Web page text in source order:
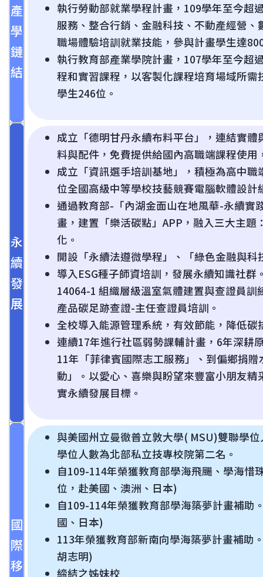
產
學
鏈
結
執行勞動部就業學程計畫，109學年至今超
服務、整合行銷、金融科技、不動產經營
職場體驗培訓就業技能，參與計畫學生達
執行教育部產業學院計畫，107學年至今超
程和實習課程，以客製化課程培育場域所
學生246位。
永
續
發
展
成立「德明甘丹永續布料平台」，連結實
料與配件，免費提供給國內高職端課程使用
成立「資訊選手培訓基地」，積極為高中
位全國高級中等學校技藝競賽電腦軟體設計
通過教育部-「內湖金面山在地風華-永續實
畫，建置「樂活碳點」APP，融入三大主
化。
開設「永續法遵微學程」、「綠色金融與科
導入ESG種子師資培訓，發展永續知識社
14064-1 組織層級溫室氣體建置與查證員訓
產品碳足跡查證-主任查證員培訓。
全校導入能源管理系統，有效節能，降低碳
連續17年進行社區弱勢課輔計畫，6年深耕
11年「菲律賓國際志工服務」、到偏鄉捐
動」。以愛心、喜樂與盼望來豐富小朋友
實永續發展目標。
國
際
移
與美國州立曼徹普立敦大學( MSU)雙聯學
學位人數為北部私立技專校院第二名。
自109-114年榮獲教育部學海飛颺、學海惜
位，赴美國、澳洲、日本)
自109-114年榮獲教育部學海築夢計畫補助
國、日本)
113年榮獲教育部新南向學海築夢計畫補助
胡志明)
締結之姊妹校